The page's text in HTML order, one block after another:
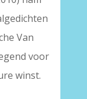
Van
voor
winst.